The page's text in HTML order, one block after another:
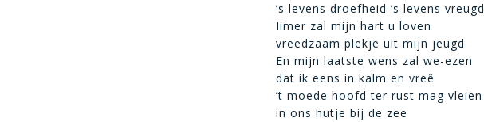
’s levens droefheid ’s levens vreugd
Iimer zal mijn hart u loven
vreedzaam plekje uit mijn jeugd
En mijn laatste wens zal we-ezen
dat ik eens in kalm en vreê
’t moede hoofd ter rust mag vleien
in ons hutje bij de zee